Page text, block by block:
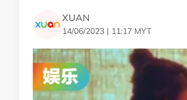
XUAN
14/06/2023 | 11:17 MYT